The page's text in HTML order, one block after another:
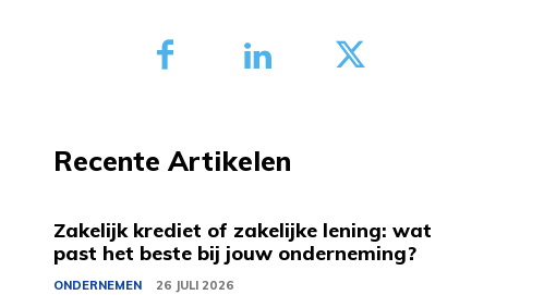
Recente Artikelen
Zakelijk krediet of zakelijke lening: wat
past het beste bij jouw onderneming?
ONDERNEMEN 26 JULI 2026